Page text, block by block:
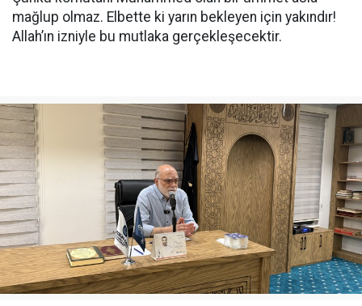
mağlup olmaz. Elbette ki yarın bekleyen için yakındır!
Allah’ın izniyle bu mutlaka gerçekleşecektir.